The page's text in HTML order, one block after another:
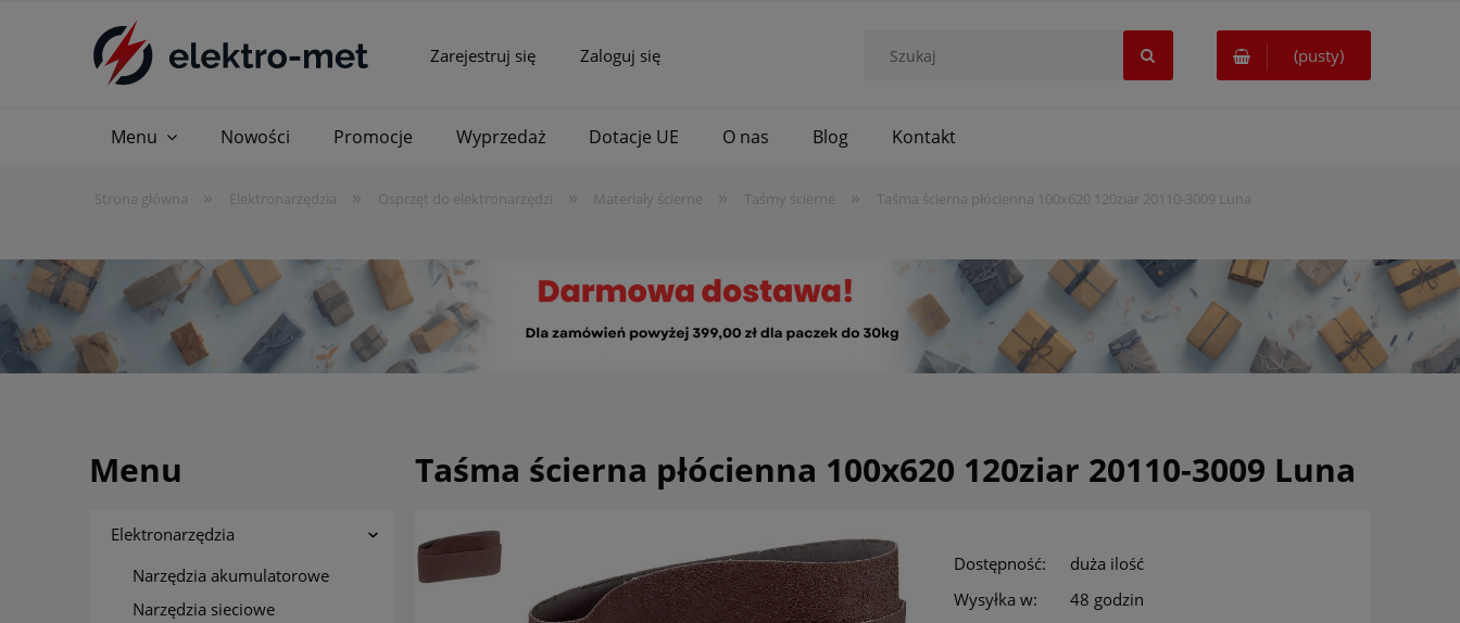
(pusty)
Zarejestruj się Zaloguj się
Menu Nowości Promocje Wyprzedaż Dotacje UE O nas Blog Kontakt
Strona główna » Elektronarzędzia » Osprzęt do elektronarzędzi » Materiały ścierne » Taśmy ścierne » Taśma ścierna płócienna 100x620 120ziar 20110-3009 Luna
Menu
Elektronarzędzia
Narzędzia akumulatorowe
Narzędzia sieciowe
Taśma ścierna płócienna 100x620 120ziar 20110-3009 Luna
Dostępność:
duża ilość
Wysyłka w:
48 godzin